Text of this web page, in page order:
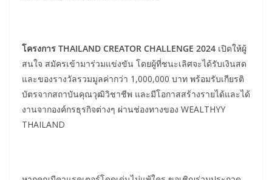
โครงการ THAILAND CREATOR CHALLENGE 2024 เปิดให้ผู้
สนใจ สมัครเข้ามาร่วมแข่งขัน โดยผู้ที่ชนะเลิศจะได้รับเงินสด
และของรางวัลรวมมูลค่ากว่า 1,000,000 บาท พร้อมรับเกียรติ
บัตรจากสถาบันคุณวุฒิวิชาชีพ และมีโอกาสสร้างรายได้และได้
งานจากองค์กรธุรกิจต่างๆ ผ่านช่องทางของ WEALTHYY
THAILAND